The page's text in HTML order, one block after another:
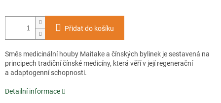
Přidat do košíku
Směs medicinální houby Maitake a čínských bylinek je sestavená na
principech tradiční čínské medicíny, která věří v její regenerační
a adaptogenní schopnosti.
Detailní informace